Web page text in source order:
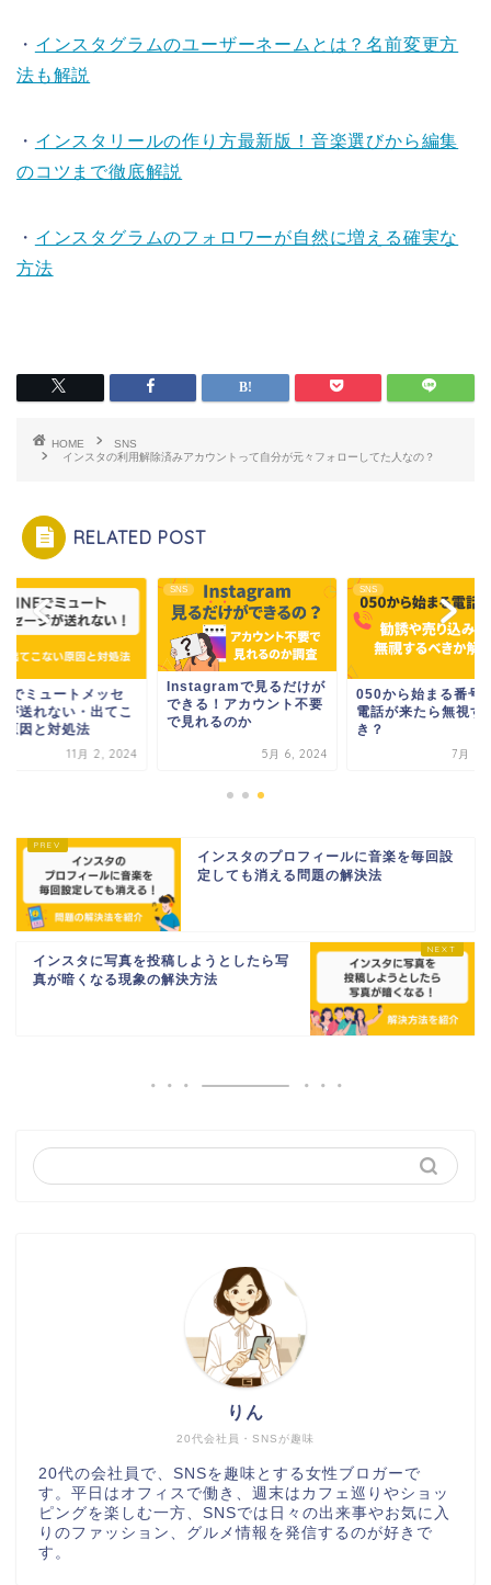
・ インスタグラムのユーザーネームとは？名前変更方
法も解説
・ インスタリールの作り方最新版！音楽選びから編集
のコツまで徹底解説
・ インスタグラムのフォロワーが自然に増える確実な
方法
HOME
SNS
インスタの利用解除済みアカウントって自分が元々フォローしてた人なの？
RELATED POST
でミュートメッセ
が送れない・出てこ
原因と対処法
11月 2, 2024
SNS
Instagramで見るだけが
できる！アカウント不要
で見れるのか
5月 6, 2024
SNS
050から始まる番号
電話が来たら無視す
き？
7月 7,
インスタのプロフィールに音楽を毎回設
定しても消える問題の解決法
インスタに写真を投稿しようとしたら写
真が暗くなる現象の解決方法
20代会社員・SNSが趣味
りん
20代の会社員で、SNSを趣味とする女性ブロガーで
す。平日はオフィスで働き、週末はカフェ巡りやショッ
ピングを楽しむ一方、SNSでは日々の出来事やお気に入
りのファッション、グルメ情報を発信するのが好きで
す。